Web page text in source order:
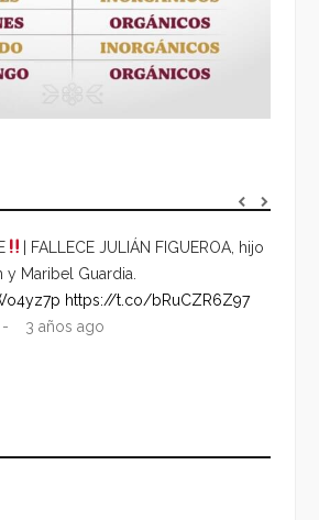
| FALLECE JULIÁN FIGUEROA, hijo
y Maribel Guardia.
https://t.co/bRuCZR6Z97
3 años ago